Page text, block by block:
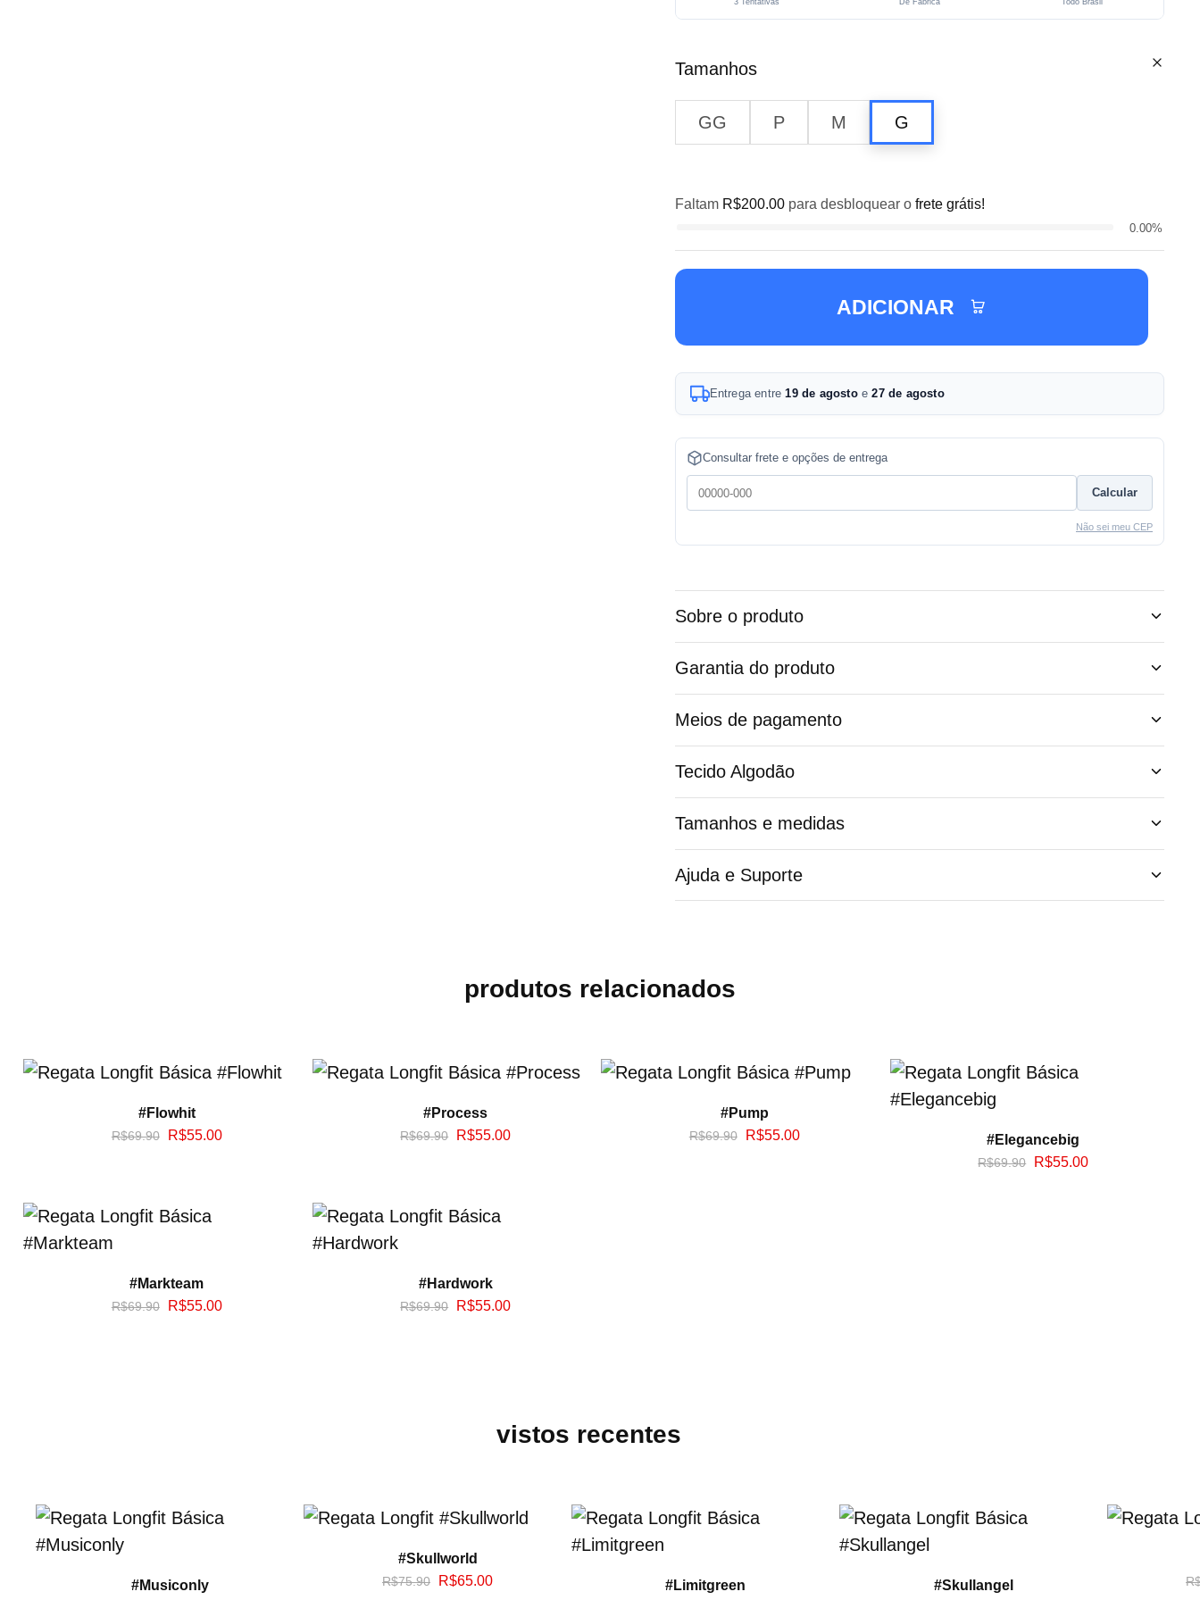
3 Tentativas De Fábrica Todo Brasil
Tamanhos
GG P M G
Faltam R$200.00para desbloquear ofrete grátis!
0.00%
ADICIONAR
A
i
v
e
:
Entrega entre19 de agostoe27 de agosto
Consultar frete e opções de entrega
Calcular
Não sei meu CEP
Sobre o produto
Garantia do produto
Meios de pagamento
Tecido Algodão
Tamanhos e medidas
Ajuda e Suporte
produtos relacionados
#Flowhit
R$69.90 R$55.00
#Process
R$69.90 R$55.00
#Pump
R$69.90 R$55.00 #Elegancebig
R$69.90 R$55.00
#Markteam
R$69.90 R$55.00
#Hardwork
R$69.90 R$55.00
vistos recentes
#Musiconly
#Skullworld
R$75.90 R$65.00 #Limitgreen #Skullangel